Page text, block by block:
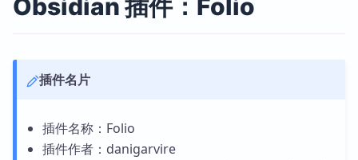
Obsidian 插件：Folio
插件名片
插件名称：Folio
插件作者：danigarvire